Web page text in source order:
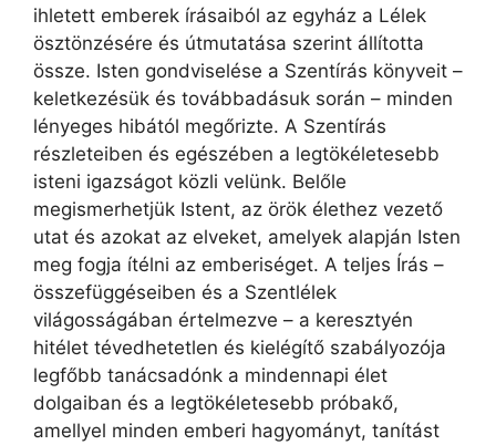
ihletett emberek írásaiból az egyház a Lélek
ösztönzésére és útmutatása szerint állította
össze. Isten gondviselése a Szentírás könyveit –
keletkezésük és továbbadásuk során – minden
lényeges hibától megőrizte. A Szentírás
részleteiben és egészében a legtökéletesebb
isteni igazságot közli velünk. Belőle
megismerhetjük Istent, az örök élethez vezető
utat és azokat az elveket, amelyek alapján Isten
meg fogja ítélni az emberiséget. A teljes Írás –
összefüggéseiben és a Szentlélek
világosságában értelmezve – a keresztyén
hitélet tévedhetetlen és kielégítő szabályozója
legfőbb tanácsadónk a mindennapi élet
dolgaiban és a legtökéletesebb próbakő,
amellyel minden emberi hagyományt, tanítást